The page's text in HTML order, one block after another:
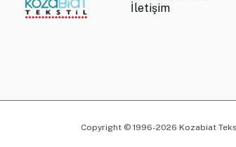
İletişim
Copyright © 1996-2026 Kozabiat